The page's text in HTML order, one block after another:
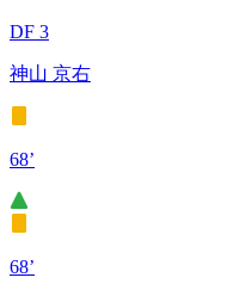
DF 3
神山 京右
68’
68’